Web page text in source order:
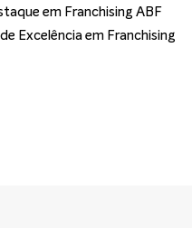
em Franchising ABF
Excelência em Franchising